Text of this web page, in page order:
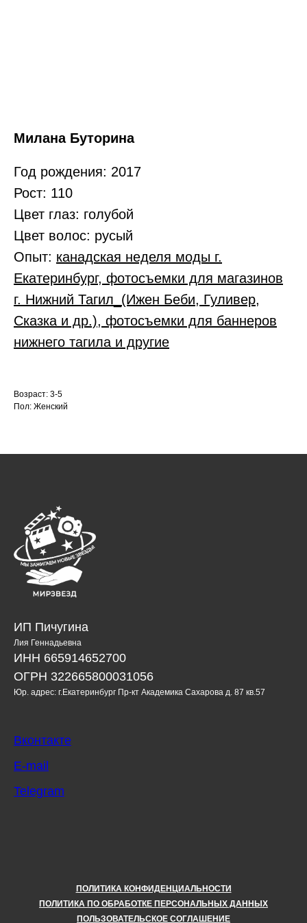
Милана Буторина
Год рождения: 2017
Рост: 110
Цвет глаз: голубой
Цвет волос: русый
Опыт: канадская неделя моды г.
Екатеринбург, фотосъемки для магазинов
г. Нижний Тагил_(Ижен Беби, Гуливер,
Сказка и др.), фотосъемки для баннеров
нижнего тагила и другие
Возраст: 3-5
Пол: Женский
ИП Пичугина
Лия Геннадьевна
ИНН 665914652700
ОГРН 322665800031056
Юр. адрес: г.Екатеринбург Пр-кт Академика Сахарова д. 87 кв.57
Вконтакте
E-mail
Telegram
ПОЛИТИКА КОНФИДЕНЦИАЛЬНОСТИ
ПОЛИТИКА ПО ОБРАБОТКЕ ПЕРСОНАЛЬНЫХ ДАННЫХ
ПОЛЬЗОВАТЕЛЬСКОЕ СОГЛАШЕНИЕ